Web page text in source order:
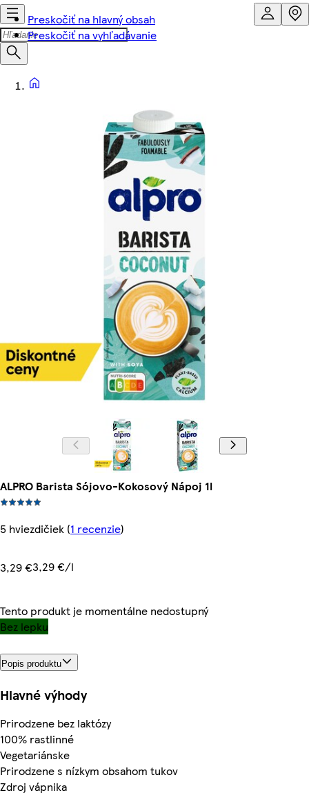
Preskočiť na hlavný obsah
Preskočiť na vyhľadávanie
ALPRO Barista Sójovo-Kokosový Nápoj 1l
5 hviezdičiek (1 recenzie)
3,29 €3,29 €/l
Tento produkt je momentálne nedostupný
Bez lepku
Popis produktu
Hlavné výhody
Prirodzene bez laktózy
100% rastlinné
Vegetariánske
Prirodzene s nízkym obsahom tukov
Zdroj vápnika